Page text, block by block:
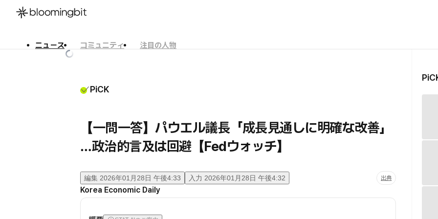
ニュース コミュニティ
注目の人物
PiCK
【一問一答】パウエル議長「成長見通しに明確な改善」
…政治的言及は回避【Fedウォッチ】
編集 2026年01月28日 午後4:33 入力 2026年01月28日 午後4:32 出典
Korea Economic Daily